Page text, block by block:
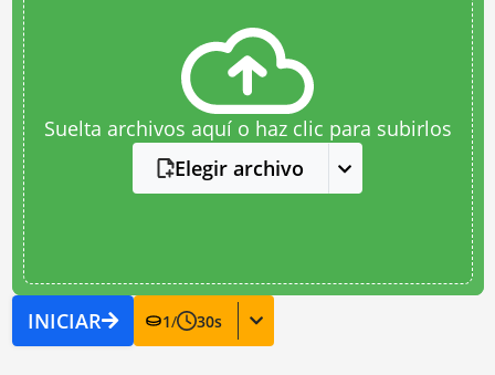
Suelta archivos aquí o haz clic para subirlos
Elegir archivo
INICIAR 1/ 30s